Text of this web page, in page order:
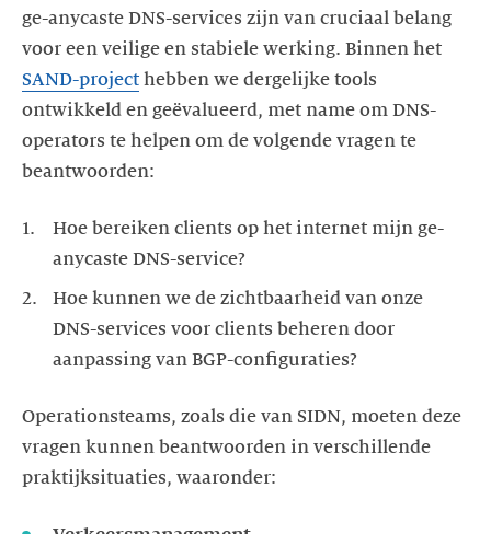
ge-anycaste DNS-services zijn van cruciaal belang
voor een veilige en stabiele werking. Binnen het
SAND-project hebben we dergelijke tools
ontwikkeld en geëvalueerd, met name om DNS-
operators te helpen om de volgende vragen te
Hoe bereiken clients op het internet mijn ge-
Hoe kunnen we de zichtbaarheid van onze
DNS-services voor clients beheren door
Operationsteams, zoals die van SIDN, moeten deze
vragen kunnen beantwoorden in verschillende
praktijksituaties, waaronder: